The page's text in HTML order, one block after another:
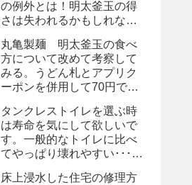
の例外とは！明太釜玉の得
さは失われるかもしれな
丸亀製麺 明太釜玉の食べ
方について改めて考察して
みる。うどん札とアプリク
ーポンを併用して70円で
タンクレストイレを選ぶ時
は寿命を気にして欲しいで
す。一般的なトイレに比べ
てやっぱり壊れやすい･･･。
よ、タンクレストイレ
床上浸水した住宅の修理方